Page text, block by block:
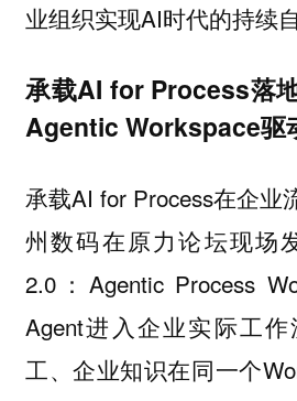
业组织实现AI时代的持续
承载AI for Process落
Agentic Workspace驱
承载AI for Process在企业
州数码在原力论坛现场
2.0：Agentic Process
Agent进入企业实际工
工、企业知识在同一个